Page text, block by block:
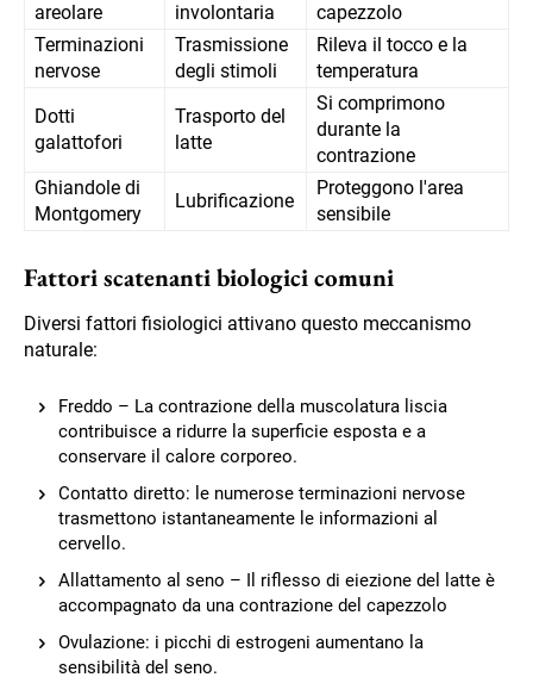
areolare
involontaria
capezzolo
Terminazioni
nervose
Trasmissione
degli stimoli
Rileva il tocco e la
temperatura
Dotti
galattofori
Trasporto del
latte
Si comprimono
durante la
contrazione
Ghiandole di
Montgomery
Lubrificazione
Proteggono l'area
sensibile
Fattori scatenanti biologici comuni
Diversi fattori fisiologici attivano questo meccanismo
naturale:
Freddo – La contrazione della muscolatura liscia
contribuisce a ridurre la superficie esposta e a
conservare il calore corporeo.
Contatto diretto: le numerose terminazioni nervose
trasmettono istantaneamente le informazioni al
cervello.
Allattamento al seno – Il riflesso di eiezione del latte è
accompagnato da una contrazione del capezzolo
Ovulazione: i picchi di estrogeni aumentano la
sensibilità del seno.